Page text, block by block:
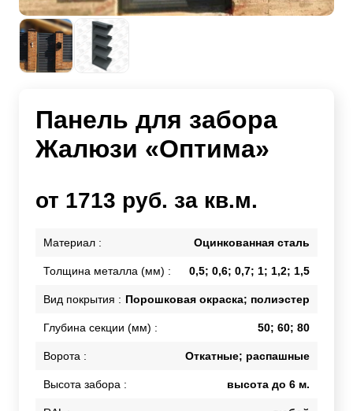
Панель для забора
Жалюзи «Оптима»
от 1713 руб. за кв.м.
Материал : Оцинкованная сталь
Толщина металла (мм) : 0,5; 0,6; 0,7; 1; 1,2; 1,5
Вид покрытия : Порошковая окраска; полиэстер
Глубина секции (мм) : 50; 60; 80
Ворота : Откатные; распашные
Высота забора : высота до 6 м.